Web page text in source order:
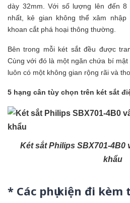
dày 32mm. Với số lượng lên đến
nhất, kẻ gian không thể xâm
khoan cắt phá hoại thông thường.
Bên trong mỗi két sắt đều được
Cùng với đó là một ngăn chứa bí
luôn có một không gian rộng rãi và
5 hạng cân tùy chọn trên két sắt
Két sắt Philips SBX701-4B0
khẩu
* Các phụ kiện đi kèm